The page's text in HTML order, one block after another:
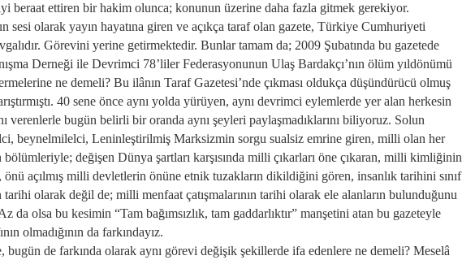
beraat ettiren bir hakim olunca; konunun üzerine daha fazla gitmek gerekiyor.
sesi olarak yayın hayatına giren ve açıkça taraf olan gazete, Türkiye Cumhuriyeti
Görevini yerine getirmektedir. Bunlar tamam da; 2009 Şubatında bu gazetede
Derneği ile Devrimci 78’liler Federasyonunun Ulaş Bardakçı’nın ölüm yıldönümü
ne demeli? Bu ilânın Taraf Gazetesi’nde çıkması oldukça düşündürücü olmuş
40 sene önce aynı yolda yürüyen, aynı devrimci eylemlerde yer alan herkesin
verenlerle bugün belirli bir oranda aynı şeyleri paylaşmadıklarını biliyoruz. Solun
beynelmilelci, Leninleştirilmiş Marksizmin sorgu sualsiz emrine giren, milli olan her
bölümleriyle; değişen Dünya şartları karşısında milli çıkarları öne çıkaran, milli kimliğinin
önü açılmış milli devletlerin önüne etnik tuzakların dikildiğini gören, insanlık tarihini sınıf
tarihi olarak değil de; milli menfaat çatışmalarının tarihi olarak ele alanların bulunduğunu
da olsa bu kesimin “Tam bağımsızlık, tam gaddarlıktır” manşetini atan bu gazeteyle
olmadığının da farkındayız.
bugün de farkında olarak aynı görevi değişik şekillerde ifa edenlere ne demeli? Meselâ